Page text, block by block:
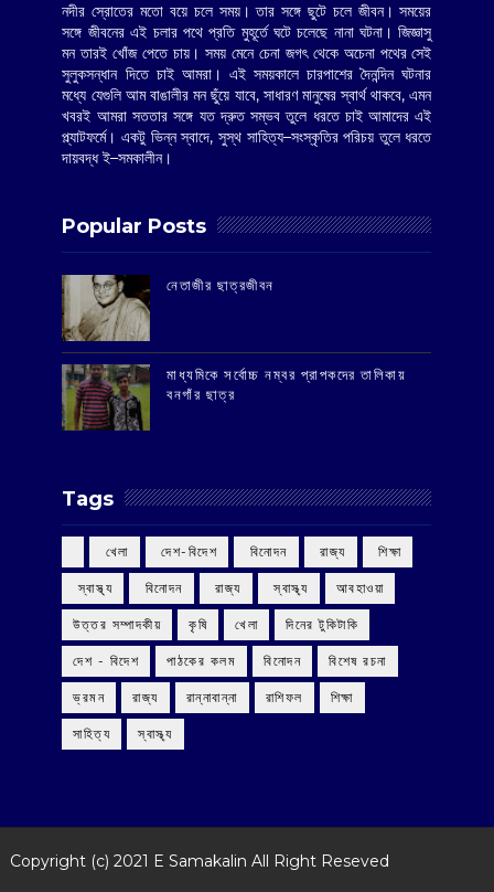
নদীর স্রোতের মতো বয়ে চলে সময়। তার সঙ্গে ছুটে চলে জীবন। সময়ের
সঙ্গে জীবনের এই চলার পথে প্রতি মুহূর্তে ঘটে চলেছে নানা ঘটনা। জিজ্ঞাসু
মন তারই খোঁজ পেতে চায়। সময় মেনে চেনা জগৎ থেকে অচেনা পথের সেই
সুলুকসন্ধান দিতে চাই আমরা। এই সময়কালে চারপাশের দৈনন্দিন ঘটনার
মধ্যে যেগুলি আম বাঙালীর মন ছুঁয়ে যাবে, সাধারণ মানুষের স্বার্থ থাকবে, এমন
খবরই আমরা সততার সঙ্গে যত দ্রুত সম্ভব তুলে ধরতে চাই আমাদের এই
প্ল্যাটফর্মে। একটু ভিন্ন স্বাদে, সুস্থ সাহিত্য–সংস্কৃতির পরিচয় তুলে ধরতে
দায়বদ্ধ ই–সমকালীন।
Popular Posts
‌নেতাজীর ছাত্রজীবন
মাধ্যমিকে সর্বোচ্চ নম্বর প্রাপকদের তালিকায়
বনগাঁর ছাত্র
Tags
‌ খেলা ‌ দেশ-বিদেশ ‌ বিনোদন ‌ রাজ্য ‌ শিক্ষা
‌ স্বাস্থ্য ‌ বিনোদন ‌ রাজ্য ‌ স্বাস্থ্য আবহাওয়া
উত্তর সম্পাদকীয় কৃষি খেলা দিনের টুকিটাকি
দেশ - বিদেশ পাঠকের কলম বিনোদন বিশেষ রচনা
ভ্রমন রাজ্য রান্নাবান্না রাশিফল শিক্ষা
সাহিত্য স্বাস্থ্য
Copyright (c) 2021 E Samakalin All Right Reseved